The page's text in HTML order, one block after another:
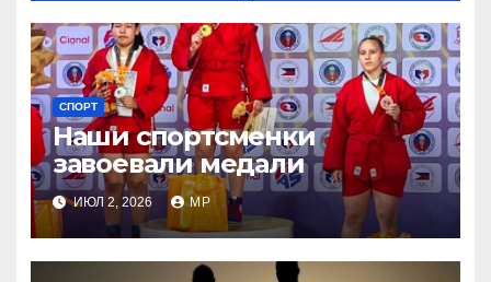
СПОРТ
Наши спортсменки
завоевали медали
ИЮЛ 2, 2026 MP